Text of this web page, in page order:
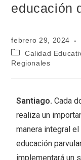
educación
febrero 29, 2024
Calidad
Regionales
Santiago. Cada
realiza un
manera integral
educación
implementará un